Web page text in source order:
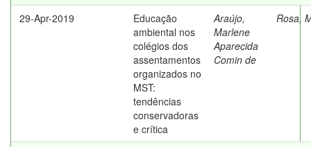
29-Apr-2019
Educação
ambiental nos
colégios dos
assentamentos
organizados no
MST:
tendências
conservadoras
e crítica
Araújo,
Marlene
Aparecida
Comin de
Rosa,